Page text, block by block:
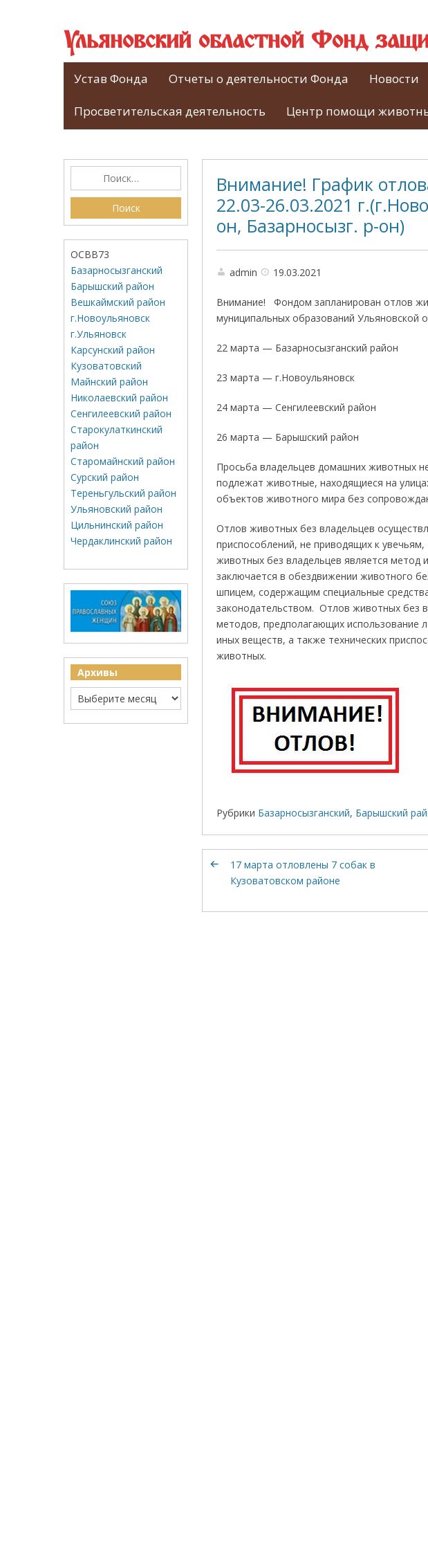
Ульяновский областной Фонд
Устав Фонда Отчеты о деятельности Фонда Новости
Просветительская деятельность Центр помощи
Внимание! График
22.03-26.03.2021
он, Базарносызг. р-он)
admin 19.03.2021
Внимание! Фондом запланирован отлов
муниципальных образований Ульяновской
22 марта — Базарносызганский район
23 марта — г.Новоульяновск
24 марта — Сенгилеевский район
26 марта — Барышский район
Просьба владельцев домашних животных
подлежат животные, находящиеся на
объектов животного мира без
Отлов животных без владельцев
приспособлений, не приводящих к
животных без владельцев является метод
заключается в обездвижении животного
шпицем, содержащим специальные
законодательством. Отлов животных без
методов, предполагающих использование
иных веществ, а также технических
животных.
Рубрики Базарносызганский, Барышский
17 марта отловлены 7 собак в
Кузоватовском районе
ОСВВ73
Базарносызганский
Барышский район
Вешкаймский район
г.Новоульяновск
г.Ульяновск
Карсунский район
Кузоватовский
Майнский район
Николаевский район
Сенгилеевский район
Старокулаткинский
район
Старомайнский район
Сурский район
Тереньгульский район
Ульяновский район
Цильнинский район
Чердаклинский район
Архивы